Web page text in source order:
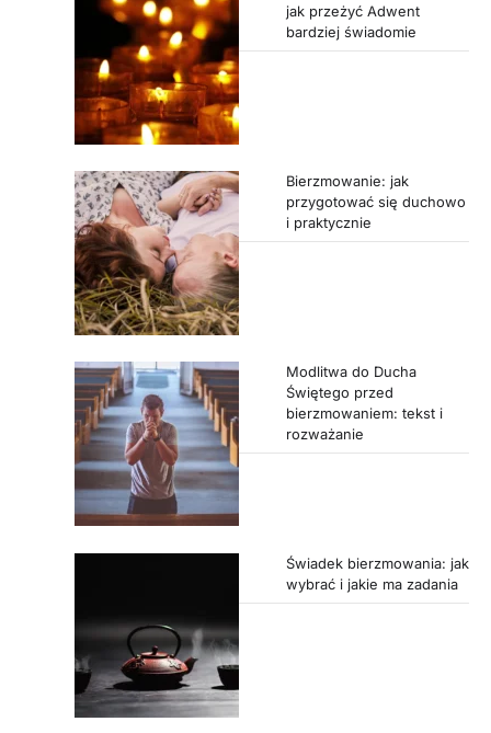
jak przeżyć Adwent
bardziej świadomie
Bierzmowanie: jak
przygotować się duchowo
i praktycznie
Modlitwa do Ducha
Świętego przed
bierzmowaniem: tekst i
rozważanie
Świadek bierzmowania: jak
wybrać i jakie ma zadania